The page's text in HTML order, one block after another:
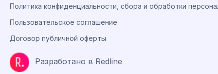
Разработано в Redline
Политика конфиденциальности, сбора и обработки
Пользовательское соглашение
Договор публичной оферты